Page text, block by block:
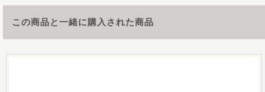
この商品と一緒に購入された商品